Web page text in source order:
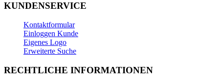
KUNDENSERVICE
Kontaktformular
Einloggen Kunde
Eigenes Logo
Erweiterte Suche
RECHTLICHE INFORMATIONEN